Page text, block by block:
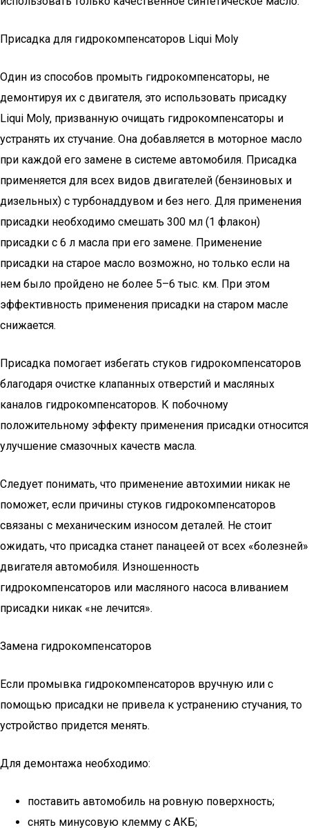
Присадка для гидрокомпенсаторов Liqui Moly
Один из способов промыть гидрокомпенсаторы, не
демонтируя их с двигателя, это использовать присадку
Liqui Moly, призванную очищать гидрокомпенсаторы и
устранять их стучание. Она добавляется в моторное масло
при каждой его замене в системе автомобиля. Присадка
применяется для всех видов двигателей (бензиновых и
дизельных) с турбонаддувом и без него. Для применения
присадки необходимо смешать 300 мл (1 флакон)
присадки с 6 л масла при его замене. Применение
присадки на старое масло возможно, но только если на
нем было пройдено не более 5–6 тыс. км. При этом
эффективность применения присадки на старом масле
снижается.
Присадка помогает избегать стуков гидрокомпенсаторов
благодаря очистке клапанных отверстий и масляных
каналов гидрокомпенсаторов. К побочному
положительному эффекту применения присадки относится
улучшение смазочных качеств масла.
Следует понимать, что применение автохимии никак не
поможет, если причины стуков гидрокомпенсаторов
связаны с механическим износом деталей. Не стоит
ожидать, что присадка станет панацеей от всех «болезней»
двигателя автомобиля. Изношенность
гидрокомпенсаторов или масляного насоса вливанием
присадки никак «не лечится».
Замена гидрокомпенсаторов
Если промывка гидрокомпенсаторов вручную или с
помощью присадки не привела к устранению стучания, то
устройство придется менять.
Для демонтажа необходимо:
поставить автомобиль на ровную поверхность;
снять минусовую клемму с АКБ;